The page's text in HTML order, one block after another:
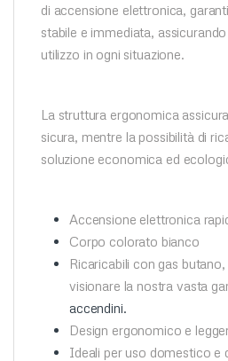
di accensione elettronica,
stabile e immediata,
utilizzo in ogni situazione.
La struttura ergonomica
sicura, mentre la possibilità di
soluzione economica ed
Accensione elettronica
Corpo colorato bianco
Ricaricabili con gas
visionare la nostra vasta
accendini.
Design ergonomico e
Ideali per uso domestico e